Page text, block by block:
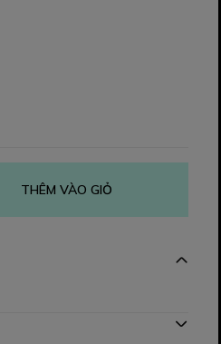
THÊM VÀO GIỎ